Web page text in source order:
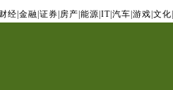
财经 金融 证券 房产 能源 IT| 汽车 游戏 文化